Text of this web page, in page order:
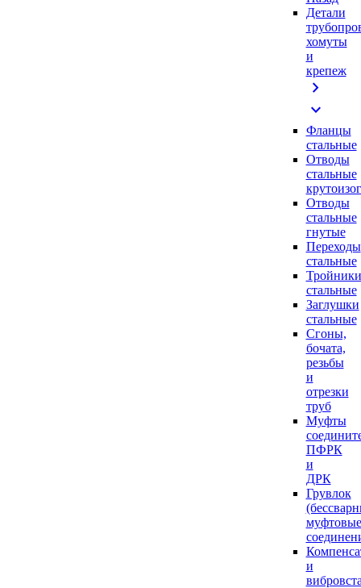
Детали
хомуты
и
крепеж
chevron_right
expand_more
Фланцы
стальные
Отводы
стальные
Отводы
стальные
гнутые
Переходы
стальные
Тройники
стальные
Заглушки
стальные
Сгоны,
бочата,
резьбы
и
отрезки
труб
Муфты
ПФРК
и
ДРК
Грувлок
муфтовые
и